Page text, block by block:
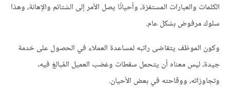
الكلمات والعبارات المستفزة، وأحيانًا يصل الأمر إلى الشتائم والإهانة، وهذا
سلوك مرفوض بشكل عام.
وكون الموظف يتقاضى راتبه لمساعدة العملاء في الحصول على خدمة
جيدة، ليس معناه أن يتحمل سقطات وغضب العميل المُبالغ فيه،
وتجاوزاته، ووقاحته في بعض الأحيان.